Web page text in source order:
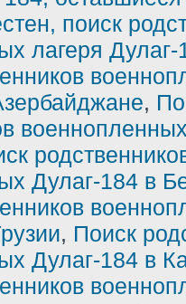
поиск
лагеря
,
Дулаг-184 в
, Поиск
Дулаг-184 в